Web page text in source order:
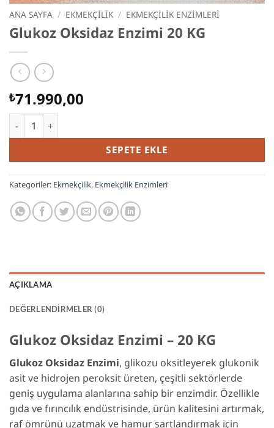
ANA SAYFA / EKMEKÇILIK / EKMEKÇILIK ENZIMLERI
Glukoz Oksidaz Enzimi 20 KG
₺71.990,00
Glukoz Oksidaz Enzimi 20 KG adet
SEPETE EKLE
Kategoriler: Ekmekçilik, Ekmekçilik Enzimleri
AÇIKLAMA
DEĞERLENDIRMELER (0)
Glukoz Oksidaz Enzimi – 20 KG
Glukoz Oksidaz Enzimi, glikozu oksitleyerek glukonik
asit ve hidrojen peroksit üreten, çeşitli sektörlerde
geniş uygulama alanlarına sahip bir enzimdir. Özellikle
gıda ve fırıncılık endüstrisinde, ürün kalitesini artırmak,
raf ömrünü uzatmak ve hamur şartlandırmak için